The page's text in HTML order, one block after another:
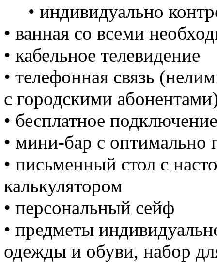
• индивидуально
• ванная со всеми
• кабельное телевидение
• телефонная связь
с городскими
• бесплатное
• мини-бар с
• письменный стол c
калькулятором
• персональный сейф
• предметы
одежды и обуви, набор